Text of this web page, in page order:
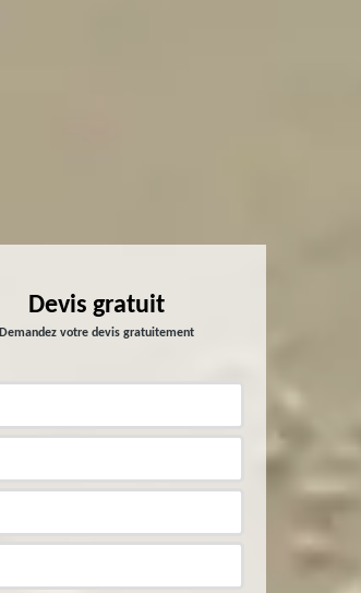
Devis gratuit
Demandez votre devis gratuitement